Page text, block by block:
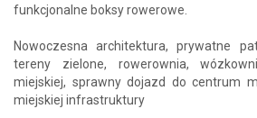
funkcjonalne boksy rowerowe.
Nowoczesna architektura, prywatne
tereny zielone, rowerownia,
miejskiej, sprawny dojazd do centrum
miejskiej infrastruktury